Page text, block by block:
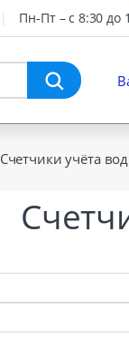
Пн-Пт – с 8:30 до
Счетчики учёта